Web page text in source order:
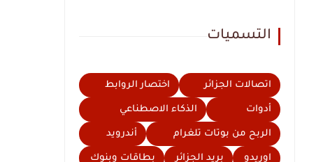
التسميات
اتصالات الجزائر اختصار الروابط
أدوات الذكاء الاصطناعي
الربح من بوتات تلغرام أندرويد
اوريدو بريد الجزائر بطاقات وبنوك